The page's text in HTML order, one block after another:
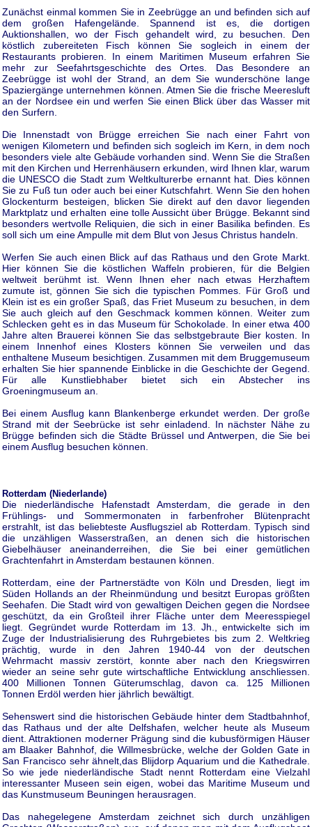
Zunächst einmal kommen Sie in Zeebrügge an und befinden sich auf
dem großen Hafengelände. Spannend ist es, die dortigen
Auktionshallen, wo der Fisch gehandelt wird, zu besuchen. Den
köstlich zubereiteten Fisch können Sie sogleich in einem der
Restaurants probieren. In einem Maritimen Museum erfahren Sie
mehr zur Seefahrtsgeschichte des Ortes. Das Besondere an
Zeebrügge ist wohl der Strand, an dem Sie wunderschöne lange
Spaziergänge unternehmen können. Atmen Sie die frische Meeresluft
an der Nordsee ein und werfen Sie einen Blick über das Wasser mit
den Surfern.
Die Innenstadt von Brügge erreichen Sie nach einer Fahrt von
wenigen Kilometern und befinden sich sogleich im Kern, in dem noch
besonders viele alte Gebäude vorhanden sind. Wenn Sie die Straßen
mit den Kirchen und Herrenhäusern erkunden, wird Ihnen klar, warum
die UNESCO die Stadt zum Weltkulturerbe ernannt hat. Dies können
Sie zu Fuß tun oder auch bei einer Kutschfahrt. Wenn Sie den hohen
Glockenturm besteigen, blicken Sie direkt auf den davor liegenden
Marktplatz und erhalten eine tolle Aussicht über Brügge. Bekannt sind
besonders wertvolle Reliquien, die sich in einer Basilika befinden. Es
soll sich um eine Ampulle mit dem Blut von Jesus Christus handeln.
Werfen Sie auch einen Blick auf das Rathaus und den Grote Markt.
Hier können Sie die köstlichen Waffeln probieren, für die Belgien
weltweit berühmt ist. Wenn Ihnen eher nach etwas Herzhaftem
zumute ist, gönnen Sie sich die typischen Pommes. Für Groß und
Klein ist es ein großer Spaß, das Friet Museum zu besuchen, in dem
Sie auch gleich auf den Geschmack kommen können. Weiter zum
Schlecken geht es in das Museum für Schokolade. In einer etwa 400
Jahre alten Brauerei können Sie das selbstgebraute Bier kosten. In
einem Innenhof eines Klosters können Sie verweilen und das
enthaltene Museum besichtigen. Zusammen mit dem Bruggemuseum
erhalten Sie hier spannende Einblicke in die Geschichte der Gegend.
Für alle Kunstliebhaber bietet sich ein Abstecher ins
Groeningmuseum an.
Bei einem Ausflug kann Blankenberge erkundet werden. Der große
Strand mit der Seebrücke ist sehr einladend. In nächster Nähe zu
Brügge befinden sich die Städte Brüssel und Antwerpen, die Sie bei
einem Ausflug besuchen können.
Rotterdam (Niederlande)
Die niederländische Hafenstadt Amsterdam, die gerade in den
Frühlings- und Sommermonaten in farbenfroher Blütenpracht
erstrahlt, ist das beliebteste Ausflugsziel ab Rotterdam. Typisch sind
die unzähligen Wasserstraßen, an denen sich die historischen
Giebelhäuser aneinanderreihen, die Sie bei einer gemütlichen
Grachtenfahrt in Amsterdam bestaunen können.
Rotterdam, eine der Partnerstädte von Köln und Dresden, liegt im
Süden Hollands an der Rheinmündung und besitzt Europas größten
Seehafen. Die Stadt wird von gewaltigen Deichen gegen die Nordsee
geschützt, da ein Großteil ihrer Fläche unter dem Meeresspiegel
liegt. Gegründet wurde Rotterdam im 13. Jh., entwickelte sich im
Zuge der Industrialisierung des Ruhrgebietes bis zum 2. Weltkrieg
prächtig, wurde in den Jahren 1940-44 von der deutschen
Wehrmacht massiv zerstört, konnte aber nach den Kriegswirren
wieder an seine sehr gute wirtschaftliche Entwicklung anschliessen.
400 Millionen Tonnen Güterumschlag, davon ca. 125 Millionen
Tonnen Erdöl werden hier jährlich bewältigt.
Sehenswert sind die historischen Gebäude hinter dem Stadtbahnhof,
das Rathaus und der alte Delfshafen, welcher heute als Museum
dient. Attraktionen moderner Prägung sind die kubusförmigen Häuser
am Blaaker Bahnhof, die Willmesbrücke, welche der Golden Gate in
San Francisco sehr ähnelt,das Blijdorp Aquarium und die Kathedrale.
So wie jede niederländische Stadt nennt Rotterdam eine Vielzahl
interessanter Museen sein eigen, wobei das Maritime Museum und
das Kunstmuseum Beuningen herausragen.
Das nahegelegene Amsterdam zeichnet sich durch unzähligen